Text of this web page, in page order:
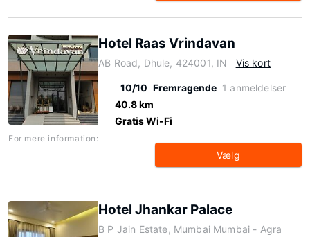
Hotel Raas Vrindavan
AB Road, Dhule, 424001, IN Vis kort
10/10 Fremragende 1 anmeldelser
40.8 km
Gratis Wi-Fi
For mere information:
Vælg
Hotel Jhankar Palace
B P Jain Estate, Mumbai Mumbai - Agra